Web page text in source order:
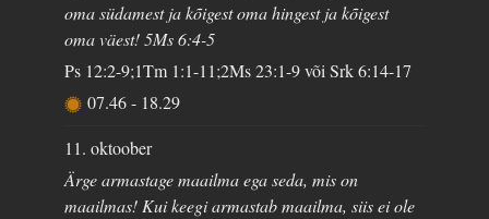
oma südamest ja kõigest oma hingest ja kõigest
oma väest! 5Ms 6:4-5
Ps 12:2-9;1Tm 1:1-11;2Ms 23:1-9 või Srk 6:14-17
07.46- 18.29
11. oktoober
Ärge armastage maailma ega seda, mis on
maailmas! Kui keegi armastab maailma, siis ei ole